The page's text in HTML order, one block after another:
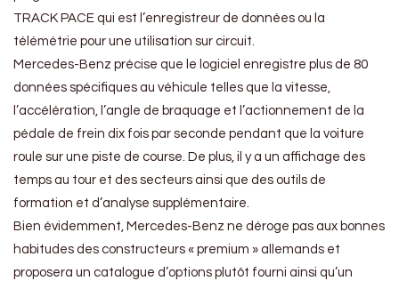
TRACK PACE qui est l’enregistreur de données ou la
télémétrie pour une utilisation sur circuit.
Mercedes-Benz précise que le logiciel enregistre plus de 80
données spécifiques au véhicule telles que la vitesse,
l’accélération, l’angle de braquage et l’actionnement de la
pédale de frein dix fois par seconde pendant que la voiture
roule sur une piste de course. De plus, il y a un affichage des
temps au tour et des secteurs ainsi que des outils de
formation et d’analyse supplémentaire.
Bien évidemment, Mercedes-Benz ne déroge pas aux bonnes
habitudes des constructeurs « premium » allemands et
proposera un catalogue d’options plutôt fourni ainsi qu’un